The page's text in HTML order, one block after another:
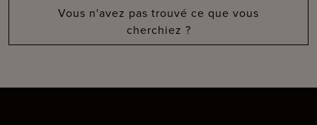
Vous n'avez pas trouvé ce que vous
cherchiez ?